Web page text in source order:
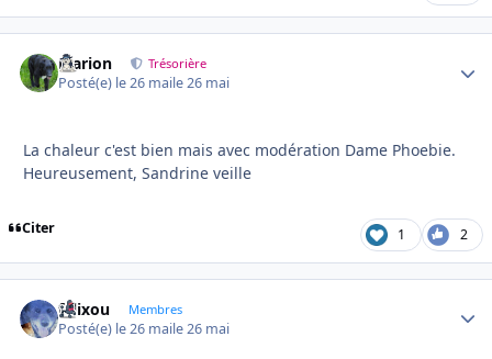
Marion Trésorière
Posté(e) le 26 maile 26 mai
La chaleur c'est bien mais avec modération Dame Phoebie.
Heureusement, Sandrine veille
Citer 1 2
felixou Membres
Posté(e) le 26 maile 26 mai